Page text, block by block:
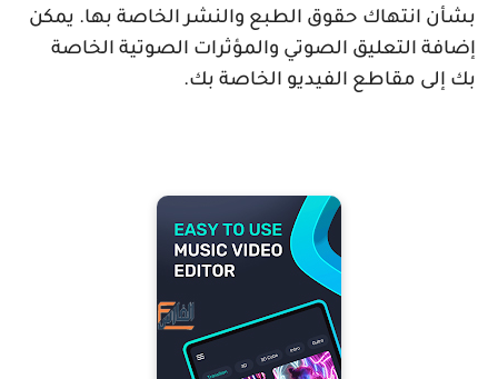
بشأن انتهاك حقوق الطبع والنشر الخاصة بها. يمكن
إضافة التعليق الصوتي والمؤثرات الصوتية الخاصة
بك إلى مقاطع الفيديو الخاصة بك.